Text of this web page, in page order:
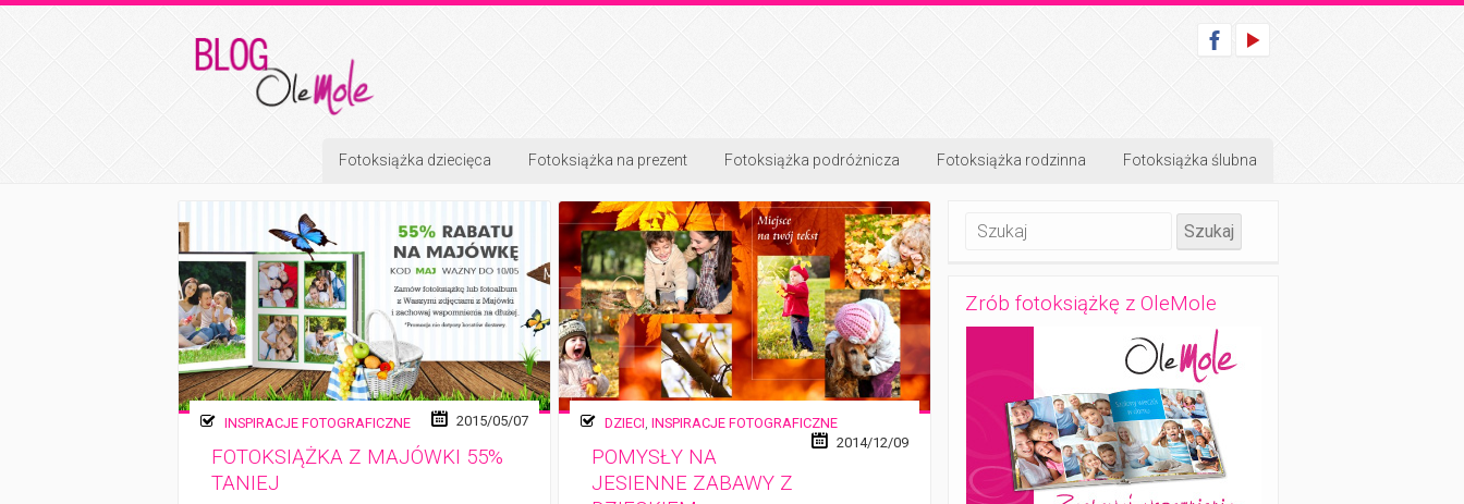
Fotoksiążka dziecięca Fotoksiążka na prezent Fotoksiążka podróżnicza Fotoksiążka rodzinna Fotoksiążka ślubna
INSPIRACJE FOTOGRAFICZNE 2015/05/07
FOTOKSIĄŻKA Z MAJÓWKI 55%
TANIEJ
DZIECI, INSPIRACJE FOTOGRAFICZNE
2014/12/09
POMYSŁY NA
JESIENNE ZABAWY Z
Zrób fotoksiążkę z OleMole